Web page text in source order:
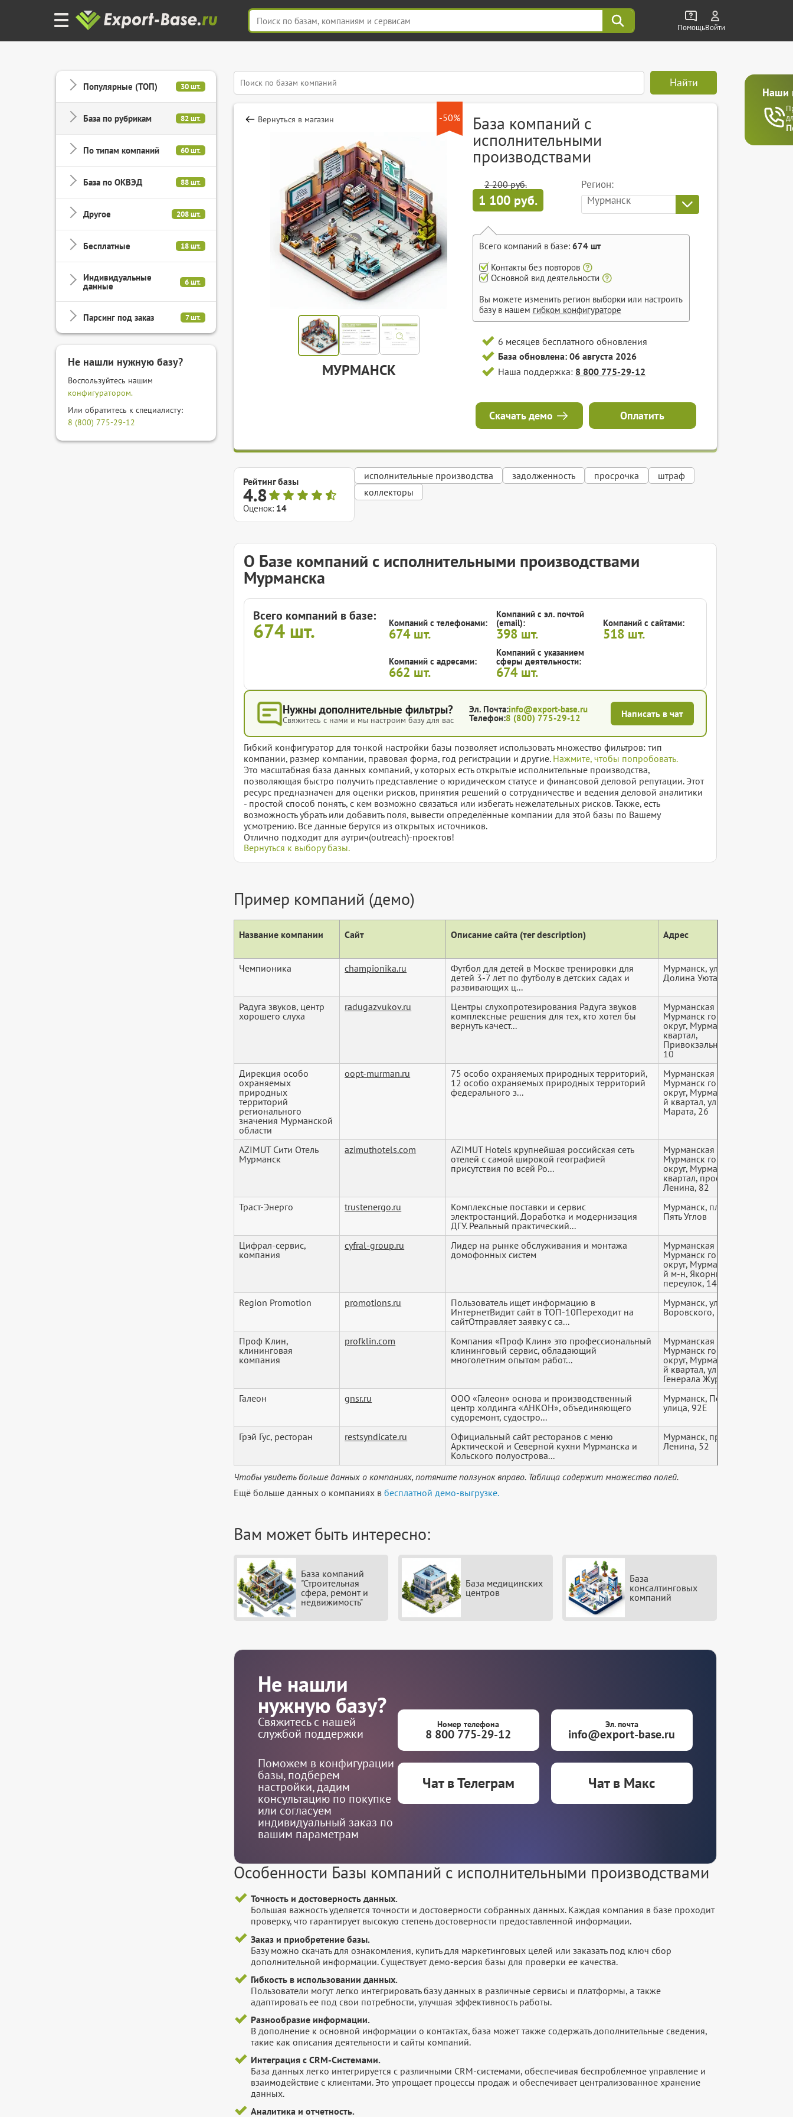
ПомощьВойти
Наши
Популярные (ТОП) 30 шт.
База по рубрикам 82 шт.
По типам компаний 60 шт.
База по ОКВЭД 88 шт.
Другое 208 шт.
Бесплатные 18 шт.
Индивидуальные
данные 6 шт.
Парсинг под заказ 7 шт.
Не нашли нужную базу?
Воспользуйтесь нашим
конфигуратором.
Или обратитесь к специалисту:
8 (800) 775-29-12
Найти
-50%
Вернуться в магазин
МУРМАНСК
База компаний с
исполнительными
производствами
2 200 руб.
1 100 руб.
Регион:
Мурманск
Всего компаний в базе: 674шт
Контакты без повторов
Основной вид деятельности
Вы можете изменить регион выборки или настроить
базу в нашем гибком конфигураторе
6 месяцев бесплатного обновления
База обновлена: 06 августа 2026
Наша поддержка: 8 800 775-29-12
Скачать демо Оплатить
Рейтинг базы
4.8
Оценок: 14
исполнительные производства задолженность просрочка
штраф
коллекторы
О Базе компаний с исполнительными производствами
Мурманска
Всего компаний в базе:
674 шт. Компаний с телефонами:
674 шт.
Компаний с эл. почтой
(email):
398 шт.
Компаний с сайтами:
518 шт.
Компаний с адресами:
662 шт.
Компаний с указанием
сферы деятельности:
674 шт.
Нужны дополнительные фильтры?
Свяжитесь с нами и мы настроим базу для вас
Эл. Почта:info@export-base.ru
Телефон:8 (800) 775-29-12 Написать в чат
Гибкий конфигуратор для тонкой настройки базы позволяет использовать множество фильтров: тип
компании, размер компании, правовая форма, год регистрации и другие. Нажмите, чтобы попробовать.
Это масштабная база данных компаний, у которых есть открытые исполнительные производства,
позволяющая быстро получить представление о юридическом статусе и финансовой деловой репутации. Этот
ресурс предназначен для оценки рисков, принятия решений о сотрудничестве и ведения деловой аналитики
- простой способ понять, с кем возможно связаться или избегать нежелательных рисков. Также, есть
возможность убрать или добавить поля, вывести определённые компании для этой базы по Вашему
усмотрению. Все данные берутся из открытых источников.
Отлично подходит для аутрич(outreach)-проектов!
Вернуться к выбору базы.
Пример компаний (демо)
Название компании Сайт Описание сайта (тег description) Адрес
Чемпионика championika.ru
Футбол для детей в Москве тренировки для
детей 3-7 лет по футболу в детских садах и
развивающих ц...
Мурманск, улица
Долина Уюта, 6
Радуга звуков, центр
хорошего слуха
radugazvukov.ru
Центры слухопротезирования Радуга звуков
комплексные решения для тех, кто хотел бы
вернуть качест...
Мурманская область,
Мурманск городской
округ, Мурманск, 59а
квартал,
Привокзальная улица,
10
Дирекция особо
охраняемых
природных
территорий
регионального
значения Мурманской
области
oopt-murman.ru
75 особо охраняемых природных территорий,
12 особо охраняемых природных территорий
федерального з...
Мурманская область,
Мурманск городской
округ, Мурманск, 126-
й квартал, улица
Марата, 26
AZIMUT Сити Отель
Мурманск
azimuthotels.com
AZIMUT Hotels крупнейшая российская сеть
отелей с самой широкой географией
присутствия по всей Ро...
Мурманская область,
Мурманск городской
округ, Мурманск, 60-й
квартал, проспект
Ленина, 82
Траст-Энерго trustenergo.ru
Комплексные поставки и сервис
электростанций. Доработка и модернизация
ДГУ. Реальный практический...
Мурманск, площадь
Пять Углов
Цифрал-сервис,
компания
cyfral-group.ru
Лидер на рынке обслуживания и монтажа
домофонных систем
Мурманская область,
Мурманск городской
округ, Мурманск, 306-
й м-н, Якорный
переулок, 14
Region Promotion promotions.ru
Пользователь ищет информацию в
ИнтернетВидит сайт в ТОП-10Переходит на
сайтОтправляет заявку с са...
Мурманск, ул.
Воровского, 13
Проф Клин,
клининговая
компания
profklin.com
Компания «Проф Клин» это профессиональный
клининговый сервис, обладающий
многолетним опытом работ...
Мурманская область,
Мурманск городской
округ, Мурманск, 123-
й квартал, улица
Генерала Журбы, 5
Галеон gnsr.ru
ООО «Галеон» основа и производственный
центр холдинга «АНКОН», объединяющего
судоремонт, судостро...
Мурманск, Подгорная
улица, 92Е
Грэй Гус, ресторан restsyndicate.ru
Официальный сайт ресторанов с меню
Арктической и Северной кухни Мурманска и
Кольского полуострова...
Мурманск, просп.
Ленина, 52
Чтобы увидеть больше данных о компаниях, потяните ползунок вправо. Таблица содержит множество полей.
Ещё больше данных о компаниях вбесплатной демо-выгрузке.
Вам может быть интересно:
База компаний
"Строительная
сфера, ремонт и
недвижимость"
База медицинских
центров
База
консалтинговых
компаний
Не нашли
нужную базу?
Свяжитесь с нашей
службой поддержки
Поможем в конфигурации
базы, подберем
настройки, дадим
консультацию по покупке
или согласуем
индивидуальный заказ по
вашим параметрам
Номер телефона
8 800 775-29-12
Эл. почта
info@export-base.ru
Чат в Телеграм Чат в Макс
Особенности Базы компаний с исполнительными производствами
Точность и достоверность данных.
Большая важность уделяется точности и достоверности собранных данных. Каждая компания в базе проходит
проверку, что гарантирует высокую степень достоверности предоставленной информации.
Заказ и приобретение базы.
Базу можно скачать для ознакомления, купить для маркетинговых целей или заказать под ключ сбор
дополнительной информации. Существует демо-версия базы для проверки ее качества.
Гибкость в использовании данных.
Пользователи могут легко интегрировать базу данных в различные сервисы и платформы, а также
адаптировать ее под свои потребности, улучшая эффективность работы.
Разнообразие информации.
В дополнение к основной информации о контактах, база может также содержать дополнительные сведения,
такие как описания деятельности и сайты компаний.
Интеграция с CRM-Системами.
База данных легко интегрируется с различными CRM-системами, обеспечивая беспроблемное управление и
взаимодействие с клиентами. Это упрощает процессы продаж и обеспечивает централизованное хранение
данных.
Аналитика и отчетность.